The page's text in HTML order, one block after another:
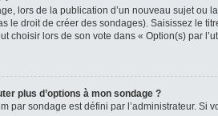
lors de la publication d’un nouveau sujet
le droit de créer des sondages). Saisissez le
choisir lors de son vote dans « Option(s) par
plus d’options à mon sondage ?
par sondage est défini par l’administrateur. Si